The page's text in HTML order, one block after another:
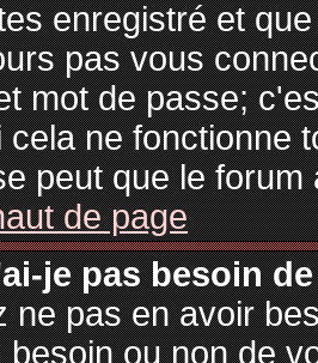
enregistré et
pas vous
mot de passe;
cela ne fonctionne
peut que le
de page
je pas besoin
ne pas en avoir
ou non de